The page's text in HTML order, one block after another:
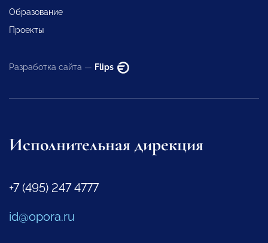
Образование
Проекты
Разработка сайта — Flips
Исполнительная дирекция
+7 (495) 247 4777
id@opora.ru